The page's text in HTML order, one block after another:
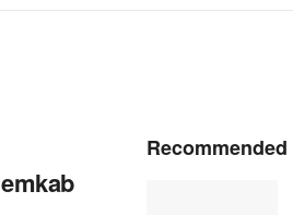
Recommended